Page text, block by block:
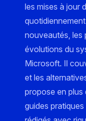
les mises à jour
nouveautés, les
évolutions du
Microsoft. Il
et les
propose en plus
guides